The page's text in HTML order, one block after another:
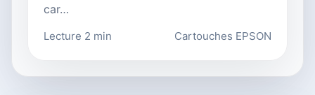
car…
Lecture 2 min Cartouches EPSON